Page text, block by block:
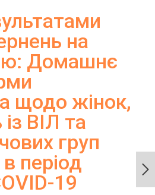
на
Домашнє
щодо жінок,
ВІЛ та
груп
період
19